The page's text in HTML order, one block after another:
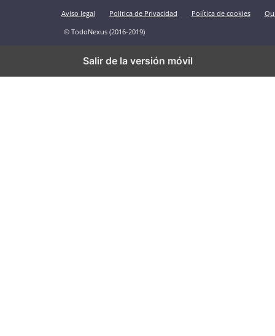
Aviso legal Politica de Privacidad Política de cookies
© TodoNexus (2016-2019)
Salir de la versión móvil